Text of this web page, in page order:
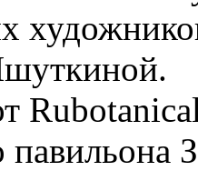
.
павильона